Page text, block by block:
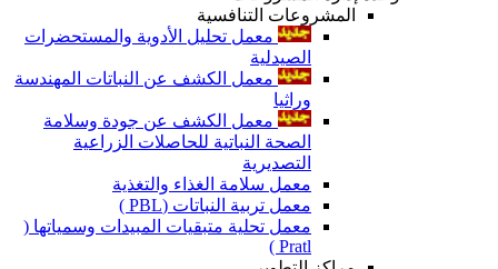
المشروعات التنافسية
معمل تحليل الأدوية والمستحضرات
الصيدلية
معمل الكشف عن النباتات المهندسة
وراثيا
معمل الكشف عن جودة وسلامة
الصحة النباتية للحاصلات الزراعية
التصديرية
معمل سلامة الغذاء والتغذية
معمل تربية النباتات (PBL )
معمل تحلية متبقيات المبيدات وسمياتها (
Pratl )